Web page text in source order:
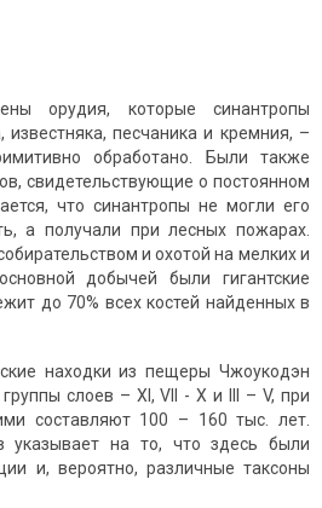
орудия, которые синантропы
известняка, песчаника и кремния, –
обработано. Были также
свидетельствующие о постоянном
что синантропы не могли его
а получали при лесных пожарах.
и охотой на мелких и
добычей были гигантские
до 70% всех костей найденных в
находки из пещеры Чжоукодэн
слоев – XI, VII - X и III – V, при
составляют 100 – 160 тыс. лет.
указывает на то, что здесь были
и, вероятно, различные таксоны